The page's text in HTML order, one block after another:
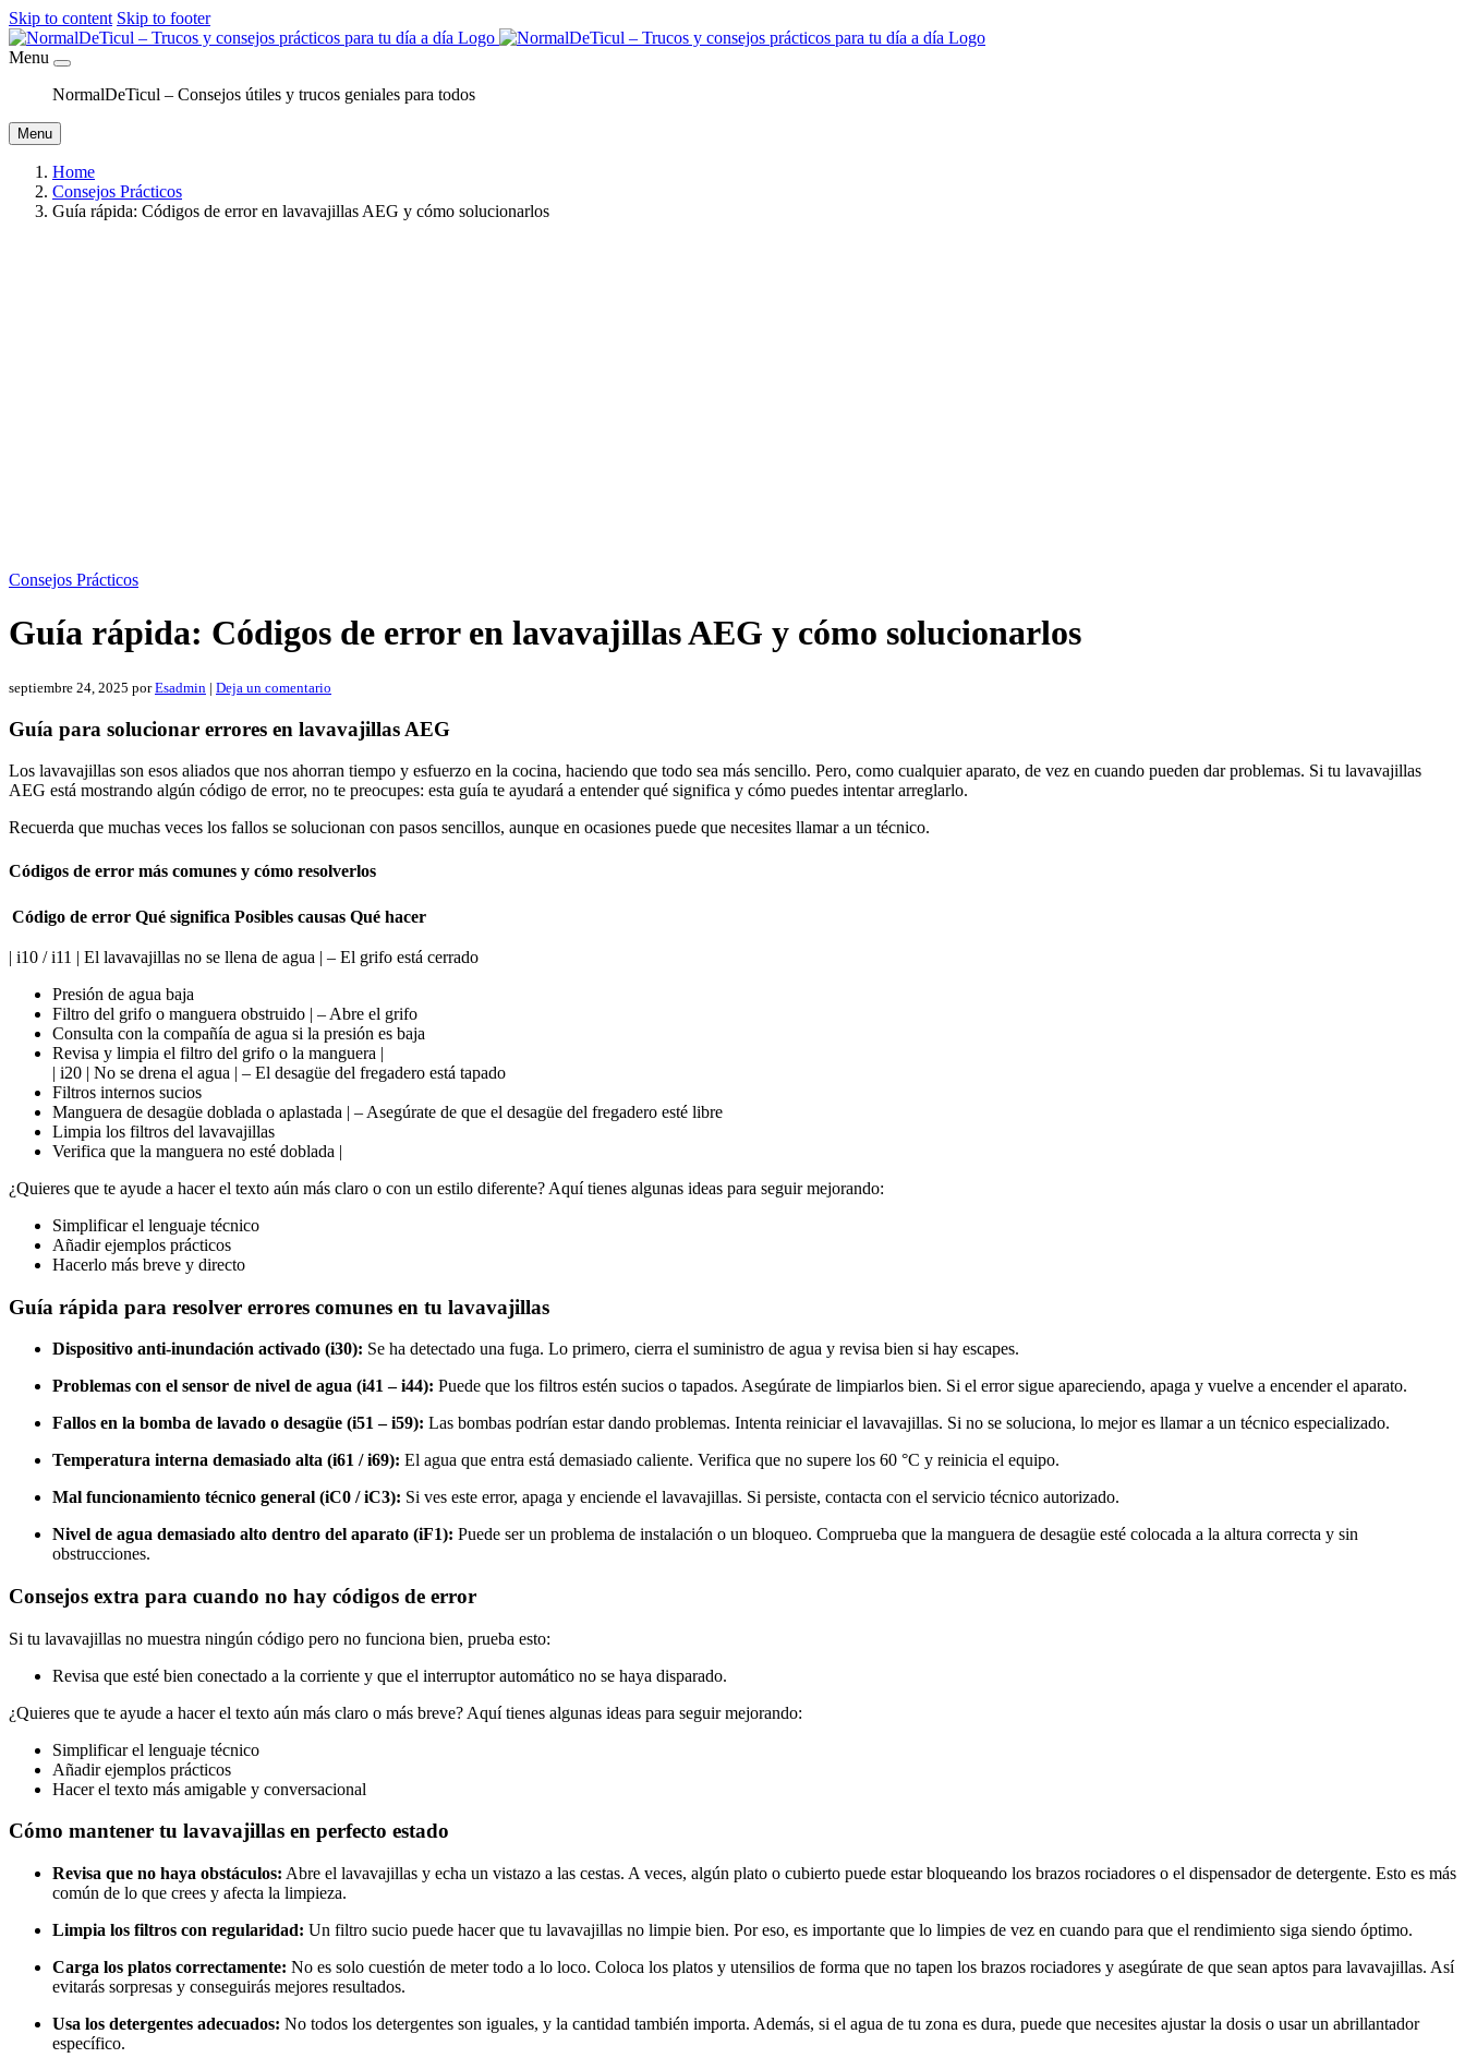
Skip to content Skip to footer
Menu
NormalDeTicul – Consejos útiles y trucos geniales para todos
Menu
Home
Consejos Prácticos
Guía rápida: Códigos de error en lavavajillas AEG y cómo solucionarlos
Consejos Prácticos
Guía rápida: Códigos de error en lavavajillas AEG y cómo solucionarlos
septiembre 24, 2025 porEsadmin | Deja un comentario
Guía para solucionar errores en lavavajillas AEG
Los lavavajillas son esos aliados que nos ahorran tiempo y esfuerzo en la cocina, haciendo que todo sea más sencillo. Pero, como cualquier aparato, de vez en cuando pueden dar problemas. Si tu lavavajillas
AEG está mostrando algún código de error, no te preocupes: esta guía te ayudará a entender qué significa y cómo puedes intentar arreglarlo.
Recuerda que muchas veces los fallos se solucionan con pasos sencillos, aunque en ocasiones puede que necesites llamar a un técnico.
Códigos de error más comunes y cómo resolverlos
Código de error Qué significa Posibles causas Qué hacer
| i10 / i11 | El lavavajillas no se llena de agua | – El grifo está cerrado
Presión de agua baja
Filtro del grifo o manguera obstruido | – Abre el grifo
Consulta con la compañía de agua si la presión es baja
Revisa y limpia el filtro del grifo o la manguera |
| i20 | No se drena el agua | – El desagüe del fregadero está tapado
Filtros internos sucios
Manguera de desagüe doblada o aplastada | – Asegúrate de que el desagüe del fregadero esté libre
Limpia los filtros del lavavajillas
Verifica que la manguera no esté doblada |
¿Quieres que te ayude a hacer el texto aún más claro o con un estilo diferente? Aquí tienes algunas ideas para seguir mejorando:
Simplificar el lenguaje técnico
Añadir ejemplos prácticos
Hacerlo más breve y directo
Guía rápida para resolver errores comunes en tu lavavajillas
Dispositivo anti-inundación activado (i30): Se ha detectado una fuga. Lo primero, cierra el suministro de agua y revisa bien si hay escapes.
Problemas con el sensor de nivel de agua (i41 – i44): Puede que los filtros estén sucios o tapados. Asegúrate de limpiarlos bien. Si el error sigue apareciendo, apaga y vuelve a encender el aparato.
Fallos en la bomba de lavado o desagüe (i51 – i59): Las bombas podrían estar dando problemas. Intenta reiniciar el lavavajillas. Si no se soluciona, lo mejor es llamar a un técnico especializado.
Temperatura interna demasiado alta (i61 / i69): El agua que entra está demasiado caliente. Verifica que no supere los 60 °C y reinicia el equipo.
Mal funcionamiento técnico general (iC0 / iC3): Si ves este error, apaga y enciende el lavavajillas. Si persiste, contacta con el servicio técnico autorizado.
Nivel de agua demasiado alto dentro del aparato (iF1): Puede ser un problema de instalación o un bloqueo. Comprueba que la manguera de desagüe esté colocada a la altura correcta y sin
obstrucciones.
Consejos extra para cuando no hay códigos de error
Si tu lavavajillas no muestra ningún código pero no funciona bien, prueba esto:
Revisa que esté bien conectado a la corriente y que el interruptor automático no se haya disparado.
¿Quieres que te ayude a hacer el texto aún más claro o más breve? Aquí tienes algunas ideas para seguir mejorando:
Simplificar el lenguaje técnico
Añadir ejemplos prácticos
Hacer el texto más amigable y conversacional
Cómo mantener tu lavavajillas en perfecto estado
Revisa que no haya obstáculos: Abre el lavavajillas y echa un vistazo a las cestas. A veces, algún plato o cubierto puede estar bloqueando los brazos rociadores o el dispensador de detergente. Esto es más
común de lo que crees y afecta la limpieza.
Limpia los filtros con regularidad: Un filtro sucio puede hacer que tu lavavajillas no limpie bien. Por eso, es importante que lo limpies de vez en cuando para que el rendimiento siga siendo óptimo.
Carga los platos correctamente: No es solo cuestión de meter todo a lo loco. Coloca los platos y utensilios de forma que no tapen los brazos rociadores y asegúrate de que sean aptos para lavavajillas. Así
evitarás sorpresas y conseguirás mejores resultados.
Usa los detergentes adecuados: No todos los detergentes son iguales, y la cantidad también importa. Además, si el agua de tu zona es dura, puede que necesites ajustar la dosis o usar un abrillantador
específico.